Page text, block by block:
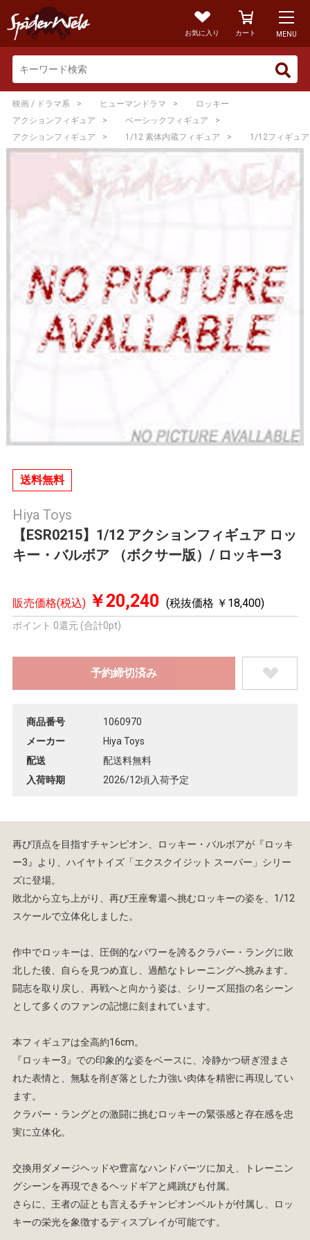
お気に入り カート MENU
映画 / ドラマ系 ヒューマンドラマ
ロッキー
アクションフィギュア
ベーシックフィギュア
アクションフィギュア 1/12 素体内蔵フィギュア 1/12フィギュア
送料無料
Hiya Toys
【ESR0215】1/12 アクションフィギュア ロッ
キー・バルボア （ボクサー版）/ ロッキー3
販売価格(税込) ￥20,240 (税抜価格 ￥18,400)
ポイント 0還元 (合計0pt)
商品番号
1060970
メーカー
Hiya Toys
配送
配送料無料
入荷時期
2026/12頃入荷予定
再び頂点を目指すチャンピオン、ロッキー・バルボアが『ロッキ
ー3』より、ハイヤトイズ「エクスクイジット スーパー」シリー
ズに登場。
敗北から立ち上がり、再び王座奪還へ挑むロッキーの姿を、1/12
スケールで立体化しました。
作中でロッキーは、圧倒的なパワーを誇るクラバー・ラングに敗
北した後、自らを見つめ直し、過酷なトレーニングへ挑みます。
闘志を取り戻し、再戦へと向かう姿は、シリーズ屈指の名シーン
として多くのファンの記憶に刻まれています。
本フィギュアは全高約16cm。
『ロッキー3』での印象的な姿をベースに、冷静かつ研ぎ澄まさ
れた表情と、無駄を削ぎ落とした力強い肉体を精密に再現してい
ます。
クラバー・ラングとの激闘に挑むロッキーの緊張感と存在感を忠
実に立体化。
交換用ダメージヘッドや豊富なハンドパーツに加え、トレーニン
グシーンを再現できるヘッドギアと縄跳びも付属。
さらに、王者の証とも言えるチャンピオンベルトが付属し、ロッ
キーの栄光を象徴するディスプレイが可能です。